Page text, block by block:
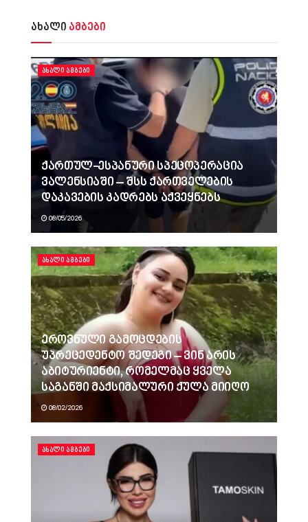
ახალი ამბები
ᲐᲮᲐᲚᲘ ᲐᲛᲑᲔᲑᲘ
ქართულ-ესპანური სპეცოპერაცია
ვალენსიაში – შსს ქართველების
დაკავების კადრებს აქვეყნებს
08/05/2026
ᲐᲮᲐᲚᲘ ᲐᲛᲑᲔᲑᲘ
ეროვნული გამოცდების
უპრეცედენტო შედეგი – ვინ არის
აბიტურიენტი, რომელმაც ყველა
საგანში მაქსიმალური ქულა მიიღო
08/02/2026
ᲐᲮᲐᲚᲘ ᲐᲛᲑᲔᲑᲘ